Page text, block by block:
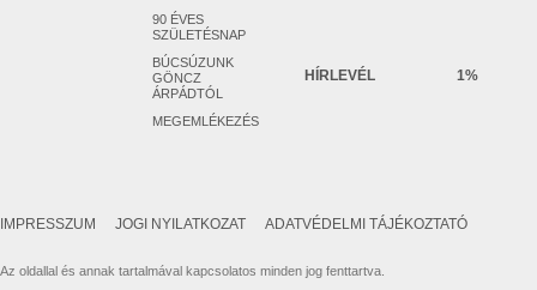
90 ÉVES
SZÜLETÉSNAP
BÚCSÚZUNK
GÖNCZ
ÁRPÁDTÓL
MEGEMLÉKEZÉS
HÍRLEVÉL 1%
IMPRESSZUM JOGI NYILATKOZAT ADATVÉDELMI TÁJÉKOZTATÓ
Az oldallal és annak tartalmával kapcsolatos minden jog fenttartva.